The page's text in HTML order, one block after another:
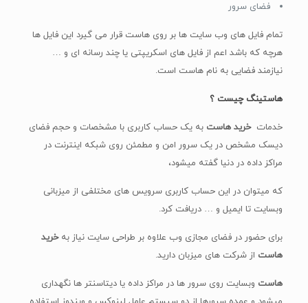
فضای سرور
تمام فایل های وب سایت ها بر روی هاست قرار می گیرد این فایل ها
هرچه که باشد اعم از فایل های اسکریپتی یا چند رسانه ای و …
نیازمند فضایی به نام هاست است.
هاستینگ چیست ؟
خدماتخرید هاست به یک حساب کاربری با مشخصات و حجم فضای
دیسک مشخص در یک سرور امن و مطمئن روی شبکه اینترنت در
مراکز داده در دنیا گفته میشود،
که میتوان در این حساب کاربری سرویس های مختلفی از میزبانی
وبسایت تا ایمیل و … دریافت کرد.
برای حضور در فضای مجازی وب علاوه بر طراحی سایت نیاز بهخرید
هاست از شرکت های میزبان دارید.
هاست وبسایت روی سرور ها در مراکز داده یا دیتاسنتر ها نگهداری